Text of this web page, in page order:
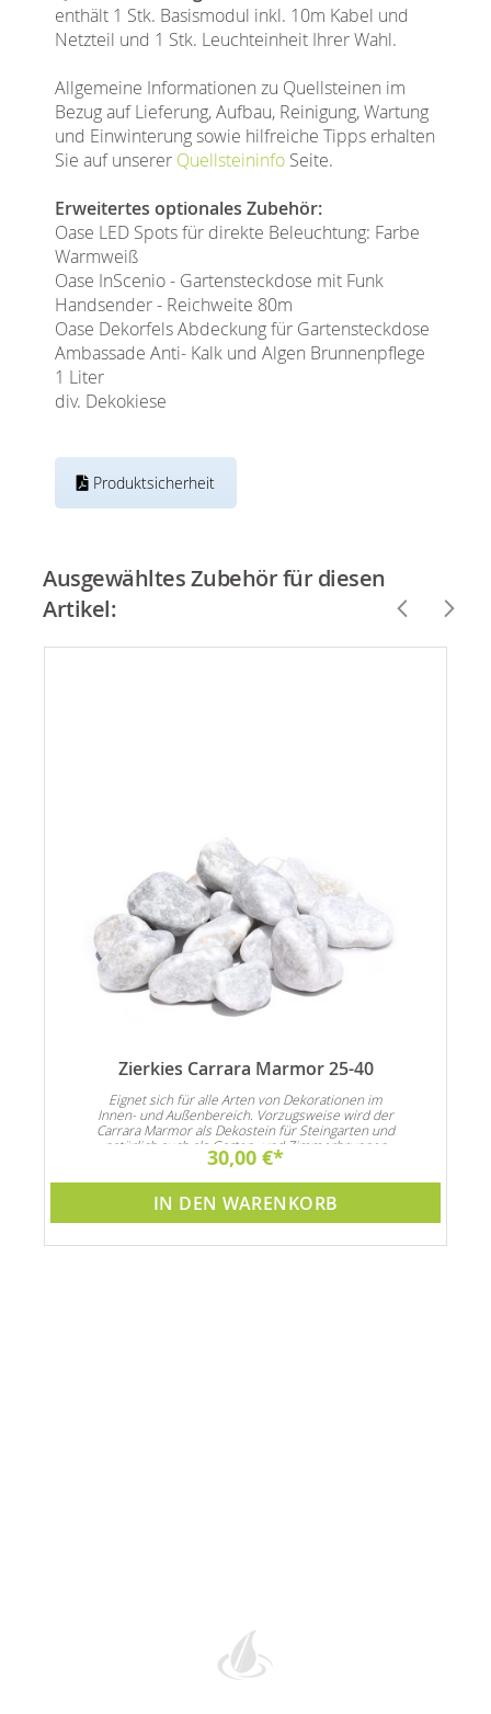
enthält 1 Stk. Basismodul inkl. 10m Kabel und
Netzteil und 1 Stk. Leuchteinheit Ihrer Wahl.
Allgemeine Informationen zu Quellsteinen im
Bezug auf Lieferung, Aufbau, Reinigung, Wartung
und Einwinterung sowie hilfreiche Tipps erhalten
Sie auf unserer Quellsteininfo Seite.
Erweitertes optionales Zubehör:
Oase LED Spots für direkte Beleuchtung: Farbe
Warmweiß
Oase InScenio - Gartensteckdose mit Funk
Handsender - Reichweite 80m
Oase Dekorfels Abdeckung für Gartensteckdose
Ambassade Anti- Kalk und Algen Brunnenpflege
1 Liter
div. Dekokiese
Produktsicherheit
Ausgewähltes Zubehör für diesen
Artikel:
Zierkies Carrara Marmor 25-40
Eignet sich für alle Arten von Dekorationen im
Innen- und Außenbereich. Vorzugsweise wird der
Carrara Marmor als Dekostein für Steingarten und
natürlich auch als Garten- und Zimmerbrunnen
Dekoration verwendet
30,00 €
IN DEN WARENKORB